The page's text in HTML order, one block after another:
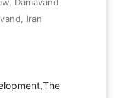
Damavand
Iran